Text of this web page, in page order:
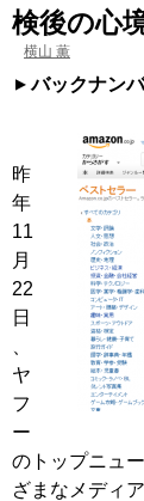
検後の心
横山 薫
バックナン
昨
年
11
月
22
日
ヤ
フ
ー
のトップニュ
ざまなメディ